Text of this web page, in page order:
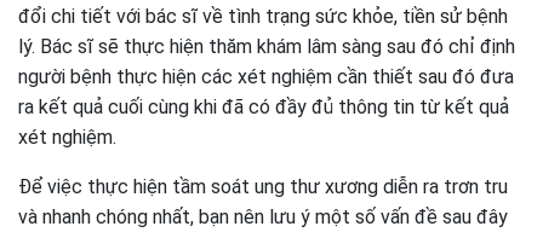
đổi chi tiết với bác sĩ về tình trạng sức khỏe, tiền sử bệnh
lý. Bác sĩ sẽ thực hiện thăm khám lâm sàng sau đó chỉ định
người bệnh thực hiện các xét nghiệm cần thiết sau đó đưa
ra kết quả cuối cùng khi đã có đầy đủ thông tin từ kết quả
xét nghiệm.
Để việc thực hiện tầm soát ung thư xương diễn ra trơn tru
và nhanh chóng nhất, bạn nên lưu ý một số vấn đề sau đây